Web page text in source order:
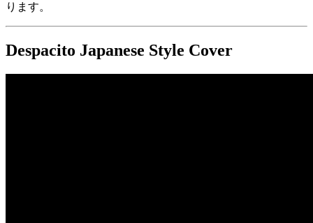
ります。
Despacito Japanese Style Cover